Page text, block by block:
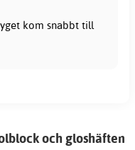
kom snabbt till
och gloshäften